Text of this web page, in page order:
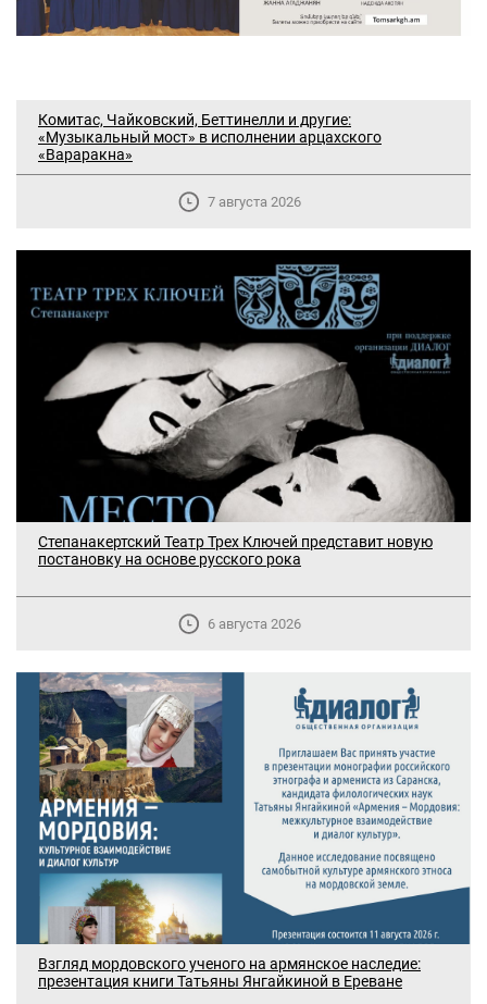
Комитас, Чайковский, Беттинелли и другие:
«Музыкальный мост» в исполнении арцахского
«Вараракна»
7 августа 2026
Степанакертский Театр Трех Ключей представит новую
постановку на основе русского рока
6 августа 2026
Взгляд мордовского ученого на армянское наследие:
презентация книги Татьяны Янгайкиной в Ереване
В Москве прошло заседание
дискуссионного форума «Лорис
Меликов» на тему: «ООН и